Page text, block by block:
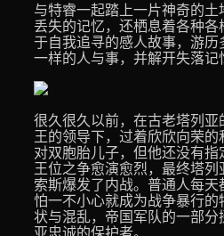
与特睿一起踏上一片神奇的
丢失的记忆，还栖息着各种
于自我追寻的感人故事，游
一样的人与事，并解开失落记
很久很久以前，在古老塔列亚
王的领导下，过着欣欣向荣
对双胞胎儿子，但他还没有指
王位之争愈演愈烈，最终塔
索斯爆发了内战。普通人每
怕一不小心就成为战争暴行
状与混乱，帝国军队的一部分
亚忠诚的保护者。